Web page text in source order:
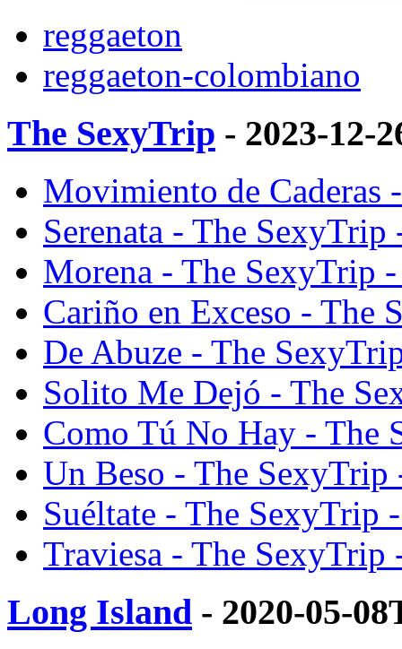
reggaeton
reggaeton-colombiano
The SexyTrip - 2023-12-
Movimiento de
Serenata - The
Morena - The SexyTrip
Cariño en Exceso - The
De Abuze - The
Solito Me Dejó - The
Como Tú No Hay - The
Un Beso - The
Suéltate - The SexyTrip
Traviesa - The
Long Island - 2020-05-